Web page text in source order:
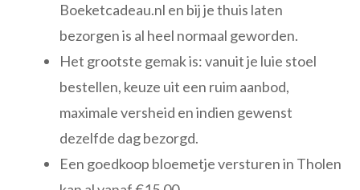
Boeketcadeau.nl en bij je thuis laten
bezorgen is al heel normaal geworden.
Het grootste gemak is: vanuit je luie stoel
bestellen, keuze uit een ruim aanbod,
maximale versheid en indien gewenst
dezelfde dag bezorgd.
Een goedkoop bloemetje versturen in Tholen